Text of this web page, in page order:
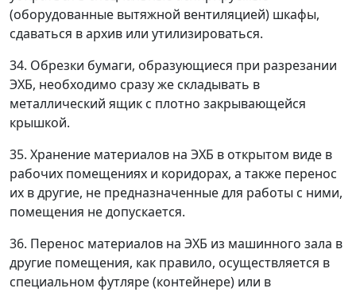
(оборудованные вытяжной вентиляцией) шкафы,
сдаваться в архив или утилизироваться.
34. Обрезки бумаги, образующиеся при разрезании
ЭХБ, необходимо сразу же складывать в
металлический ящик с плотно закрывающейся
крышкой.
35. Хранение материалов на ЭХБ в открытом виде в
рабочих помещениях и коридорах, а также перенос
их в другие, не предназначенные для работы с ними,
помещения не допускается.
36. Перенос материалов на ЭХБ из машинного зала в
другие помещения, как правило, осуществляется в
специальном футляре (контейнере) или в